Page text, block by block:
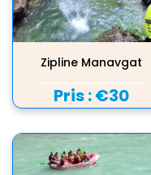
Zipline Manavgat
Pris :€30